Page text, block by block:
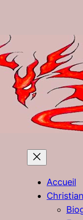
Accueil